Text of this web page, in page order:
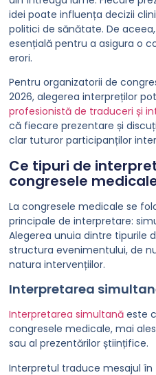
idei poate influența decizii
politici de sănătate. De
esențială pentru a asigura o
erori.
Pentru organizatorii de
2026, alegerea interpreților
profesionistă de traduceri și
că fiecare prezentare și
clar tuturor participanților
Ce tipuri de
congresele
La congresele medicale se
principale de interpretare:
Alegerea unuia dintre tipurile
structura evenimentului, de
natura intervențiilor.
Interpretarea
Interpretarea simultană este
congresele medicale, mai
sau al prezentărilor științifice.
Interpretul traduce mesajul